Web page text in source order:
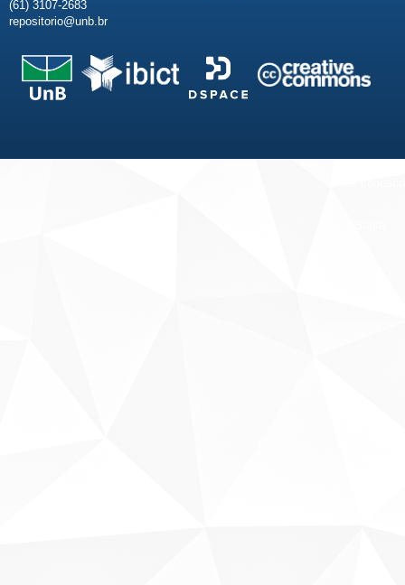
(61) 3107-2683
repositorio@unb.br